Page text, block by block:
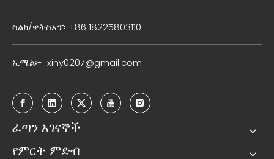
ስልክ/ዋትስአፕ፡ +86 18225803110
ኢሜል፡- xiny0207@gmail.com
ፈጣን አገናኞች
የምርት ምድብ